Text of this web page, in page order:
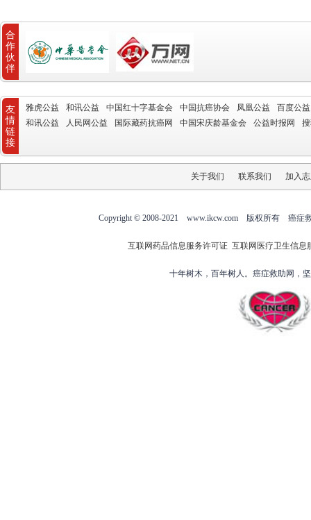
合
作
伙
伴
友
情
链
接
雅虎公益 和讯公益 中国红十字基金会 中国抗癌协会 凤凰公益
百度公益
和讯公益
人民网公益 国际藏药抗癌网 中国宋庆龄基金会 公益时报网
关于我们 联系我们 加入
Copyright © 2008-2021 www.ikcw.com 版权所有 癌症
互联网药品信息服务许可证 互联网医疗卫生信息
十年树木，百年树人。癌症救助网，